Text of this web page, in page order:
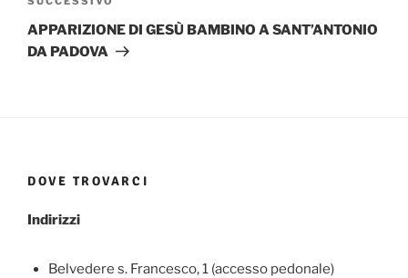
successivo
APPARIZIONE DI GESÙ BAMBINO A SANT’ANTONIO
DA PADOVA
DOVE TROVARCI
Indirizzi
Belvedere s. Francesco, 1 (accesso pedonale)